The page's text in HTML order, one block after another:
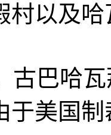
村以及
古巴哈
于美国